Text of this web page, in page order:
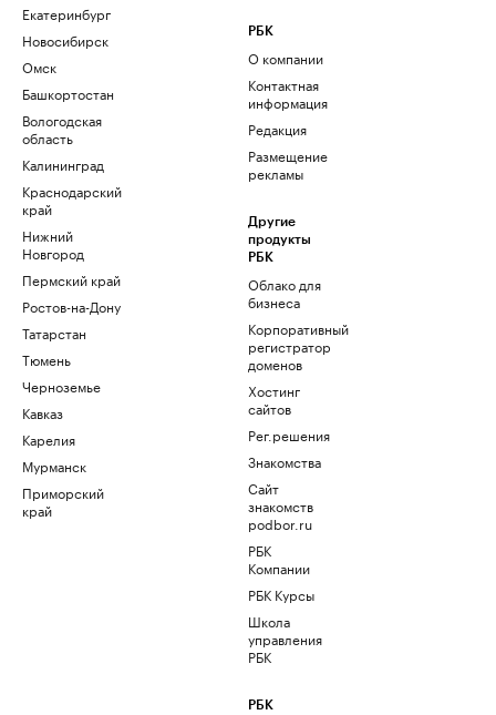
Екатеринбург
Новосибирск
Омск
Башкортостан
Вологодская
область
Калининград
Краснодарский
край
Нижний
Новгород
Пермский край
Ростов-на-Дону
Татарстан
Тюмень
Черноземье
Кавказ
Карелия
Мурманск
Приморский
край
РБК
О компании
Контактная
информация
Редакция
Размещение
рекламы
Другие
продукты
РБК
Облако для
бизнеса
Корпоративный
регистратор
доменов
Хостинг
сайтов
Рег.решения
Знакомства
Сайт
знакомств
podbor.ru
РБК
Компании
РБК Курсы
Школа
управления
РБК
РБК